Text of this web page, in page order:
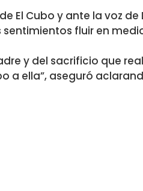
El Cubo y ante la voz de
fluir en
y del sacrificio que
a ella”, aseguró